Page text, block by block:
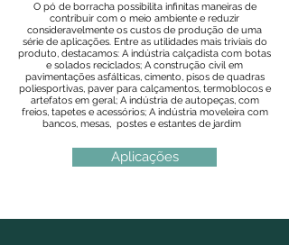
O pó de borracha possibilita infinitas maneiras de
contribuir com o meio ambiente e reduzir
consideravelmente os custos de produção de uma
série de aplicações. Entre as utilidades mais triviais do
produto, destacamos: A indústria calçadista com botas
e solados reciclados; A construção civil em
pavimentações asfálticas, cimento, pisos de quadras
poliesportivas, paver para calçamentos, termoblocos e
artefatos em geral; A indústria de autopeças, com
freios, tapetes e acessórios; A indústria moveleira com
bancos, mesas, postes e estantes de jardim
Aplicações